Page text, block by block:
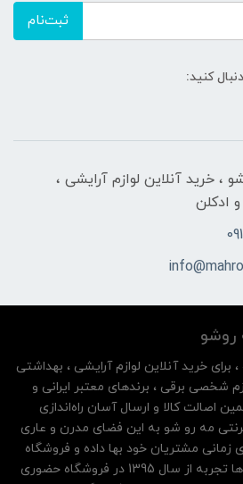
ثبت‌نام
کنید:
، خرید آنلاین لوازم آرایشی ،
ادکلن
رو‌شو
برای خرید آنلاین لوازم آرایشی ، بهداشتی
شخصی برقی ، برندهای معتبر ایرانی و
اصالت کالا و ارسال آسان راه‌اندازی
مه رو شو به این فضای مدرن و عاری
زمانی مشتریان خود بها داده و فروشگاه
اینترنتی خود را بر پایه سال‌ها تجربه از سال 1395 در فروشگاه حضوری